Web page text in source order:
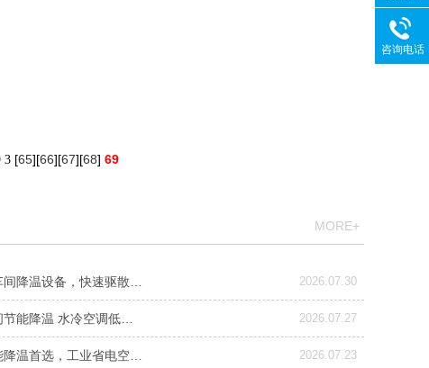
3[65][66][67][68] 69
MORE+
间降温设备，快速驱散… 2026.07.30
节能降温 水冷空调低… 2026.07.27
降温首选，工业省电空… 2026.07.23
咨询电话